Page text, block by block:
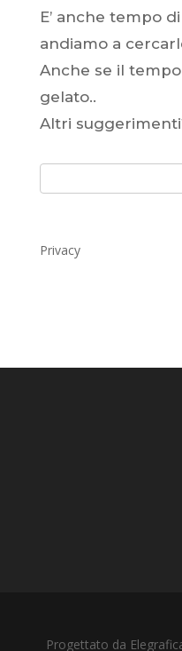
E’ anche tempo
andiamo a
Anche se il
gelato..
Altri
Privacy
Progettato da